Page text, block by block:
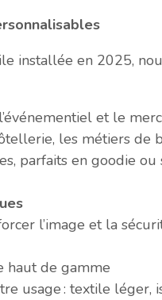
installée en 2025,
et le
les métiers de
parfaits en goodie
l’image et la
haut de gamme
usage : textile léger,